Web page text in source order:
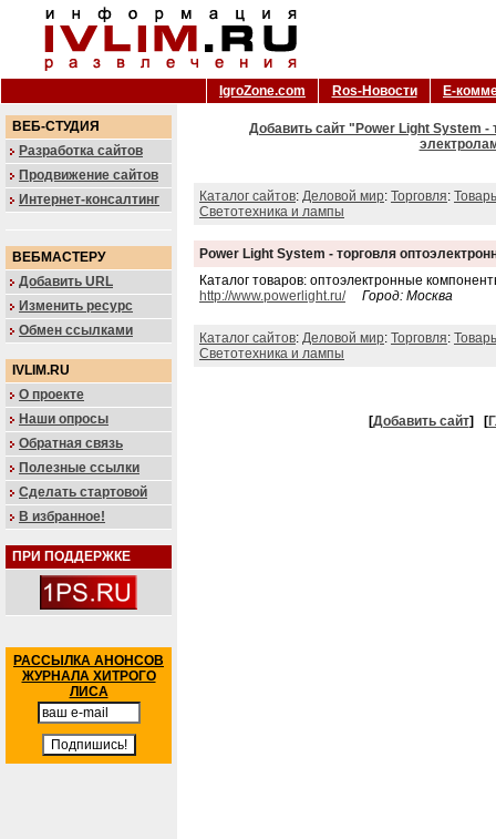
IgroZone.com Ros-Новости Е-
ВЕБ-СТУДИЯ
Разработка сайтов
Продвижение сайтов
Интернет-консалтинг
ВЕБМАСТЕРУ
Добавить URL
Изменить ресурс
Обмен ссылками
IVLIM.RU
О проекте
Наши опросы
Обратная связь
Полезные ссылки
Сделать стартовой
В избранное!
ПРИ ПОДДЕРЖКЕ
РАССЫЛКА АНОНСОВ
ЖУРНАЛА ХИТРОГО
ЛИСА
Добавить сайт "Power Light System
Каталог сайтов: Деловой мир: Торговля:
Светотехника и лампы
Power Light System - торговля
Каталог товаров: оптоэлектронные
http://www.powerlight.ru/
Город: Москва
Каталог сайтов: Деловой мир: Торговля:
Светотехника и лампы
[Добавить сайт] [